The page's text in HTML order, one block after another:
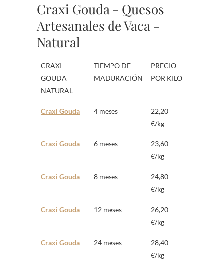
Craxi Gouda - Quesos
Artesanales de Vaca -
Natural
CRAXI
GOUDA
NATURAL
TIEMPO DE
MADURACIÓN
PRECIO
POR KILO
Craxi Gouda 4 meses
22,20
€/kg
Craxi Gouda 6 meses
23,60
€/kg
Craxi Gouda 8 meses
24,80
€/kg
Craxi Gouda 12 meses
26,20
€/kg
Craxi Gouda 24 meses
28,40
€/kg